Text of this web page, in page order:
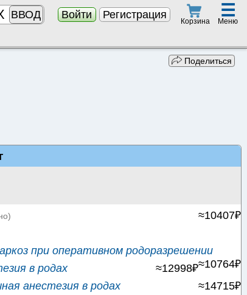
ВВОД Войти Регистрация
Корзина
☰
Меню
Поделиться
≈10407₽
при оперативном родоразрешении
≈10764₽
в родах
≈12998₽
анестезия в родах
≈14715₽